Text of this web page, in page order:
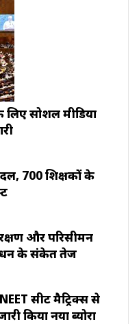
सोशल मीडिया
700 शिक्षकों के
और परिसीमन
के संकेत तेज
सीट मैट्रिक्स से
किया नया ब्योरा